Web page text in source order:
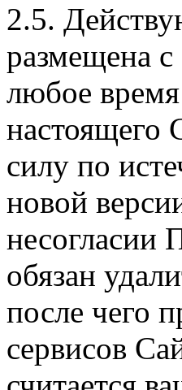
2.5.
размещена
любое
настоящего
силу по
новой
несогласии
обязан
после чего
сервисов